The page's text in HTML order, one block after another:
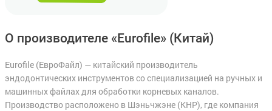
О производителе «Eurofile» (Китай)
Eurofile (ЕвроФайл) — китайский производитель
эндодонтических инструментов со специализацией на ручных и
машинных файлах для обработки корневых каналов.
Производство расположено в Шэньчжэне (КНР), где компания